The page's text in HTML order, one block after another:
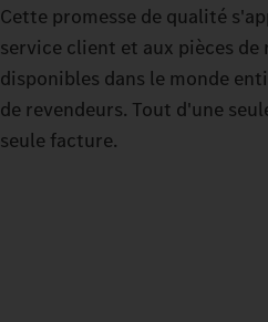
Cette promesse de qualité
service client et aux pièces de
disponibles dans le monde
de revendeurs. Tout d'une
seule facture.